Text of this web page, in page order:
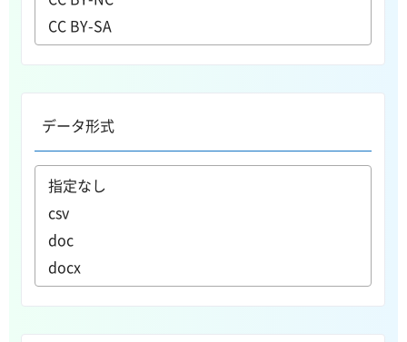
データ形式